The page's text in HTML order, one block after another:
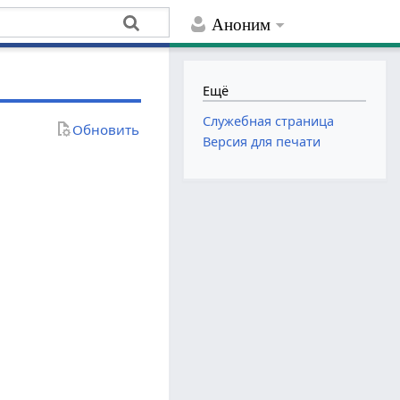
Аноним
Обновить
Ещё
Служебная страница
Версия для печати